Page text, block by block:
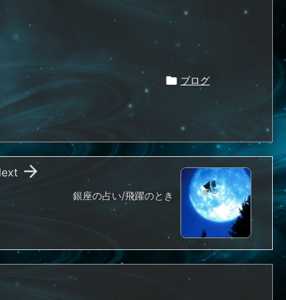
 ブログ
銀座の占い/飛躍のとき
